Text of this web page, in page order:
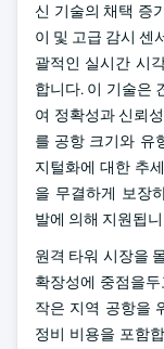
신 기술의 채택 증
이 및 고급 감시 센
괄적인 실시간 시
합니다. 이 기술은
여 정확성과 신뢰
를 공항 크기와 유
지털화에 대한 추
을 무결하게 보장
발에 의해 지원됩
원격 타워 시장을
확장성에 중점을
작은 지역 공항을
정비 비용을 포함